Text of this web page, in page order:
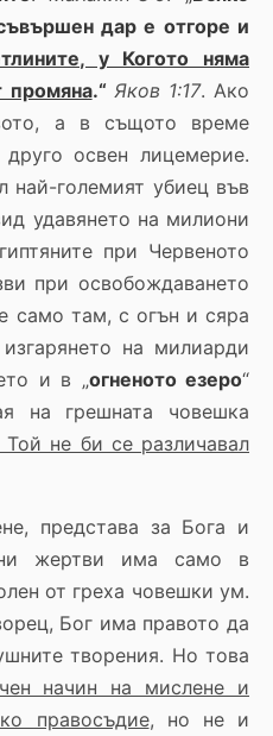
дар е отгоре и
у Когото няма
промяна.“ Яков 1:17. Ако
а в същото време
освен лицемерие.
големият убиец във
удавянето на милиони
при Червеното
при освобождаването
само там, с огън и сяра
на милиарди
и в „огненото езеро“
на грешната човешка
не би се различавал
представа за Бога и
жертви има само в
от греха човешки ум.
Бог има правото да
творения. Но това
начин на мислене и
правосъдие, но не и